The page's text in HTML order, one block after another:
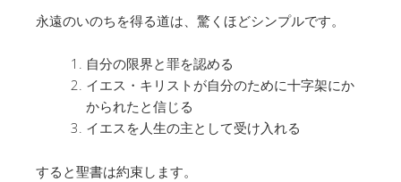
永遠のいのちを得る道は、驚くほどシンプルです。
自分の限界と罪を認める
イエス・キリストが自分のために十字架にか
かられたと信じる
イエスを人生の主として受け入れる
すると聖書は約束します。